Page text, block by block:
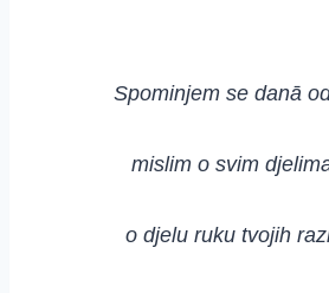
Spominjem se danā
mislim o svim
o djelu ruku tvojih